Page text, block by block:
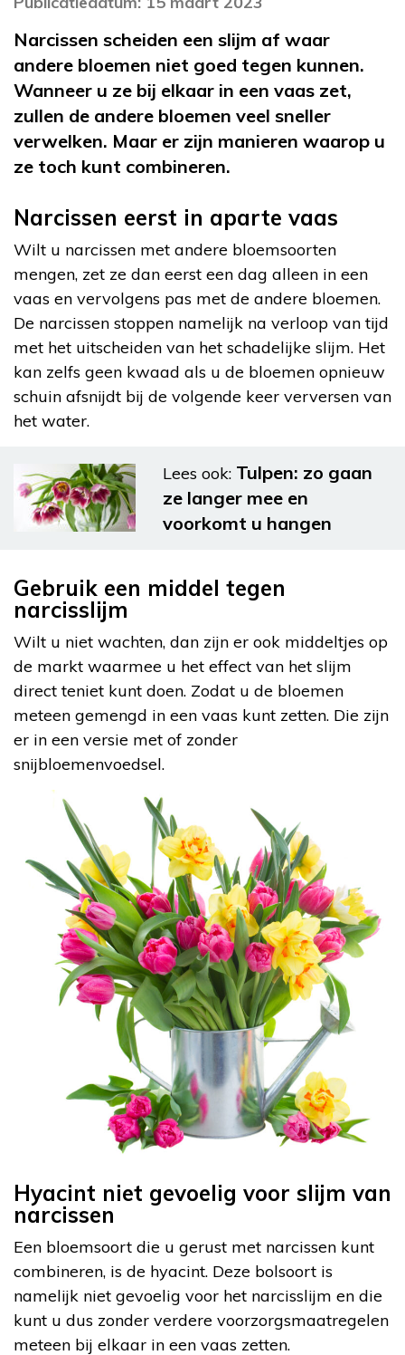
Narcissen scheiden een slijm af waar
andere bloemen niet goed tegen kunnen.
Wanneer u ze bij elkaar in een vaas zet,
zullen de andere bloemen veel sneller
verwelken. Maar er zijn manieren waarop u
ze toch kunt combineren.
Narcissen eerst in aparte vaas
Wilt u narcissen met andere bloemsoorten
mengen, zet ze dan eerst een dag alleen in een
vaas en vervolgens pas met de andere bloemen.
De narcissen stoppen namelijk na verloop van tijd
met het uitscheiden van het schadelijke slijm. Het
kan zelfs geen kwaad als u de bloemen opnieuw
schuin afsnijdt bij de volgende keer verversen van
het water.
Lees ook: Tulpen: zo gaan
ze langer mee en
voorkomt u hangen
Gebruik een middel tegen
narcisslijm
Wilt u niet wachten, dan zijn er ook middeltjes op
de markt waarmee u het effect van het slijm
direct teniet kunt doen. Zodat u de bloemen
meteen gemengd in een vaas kunt zetten. Die zijn
er in een versie met of zonder
snijbloemenvoedsel.
Hyacint niet gevoelig voor slijm van
narcissen
Een bloemsoort die u gerust met narcissen kunt
combineren, is de hyacint. Deze bolsoort is
namelijk niet gevoelig voor het narcisslijm en die
kunt u dus zonder verdere voorzorgsmaatregelen
meteen bij elkaar in een vaas zetten.